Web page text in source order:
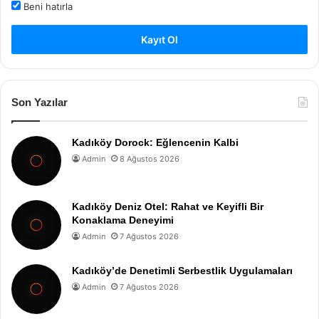
Beni hatırla
Kayıt Ol
Son Yazılar
Kadıköy Dorock: Eğlencenin Kalbi
Admin 8 Ağustos 2026
Kadıköy Deniz Otel: Rahat ve Keyifli Bir
Konaklama Deneyimi
Admin 7 Ağustos 2026
Kadıköy’de Denetimli Serbestlik Uygulamaları
Admin 7 Ağustos 2026